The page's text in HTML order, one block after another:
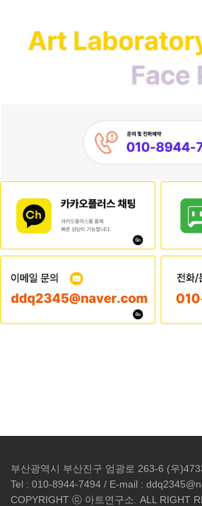
부산광역시 부산진구 엄광로 263-6 (우
Tel : 010-8944-7494 / E-mail :
COPYRIGHT ⓒ 아트연구소. ALL RIGHT